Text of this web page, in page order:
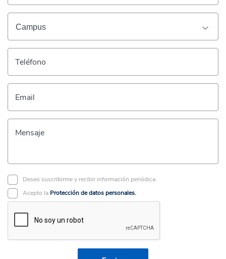
Teléfono
Email
Mensaje
Deseo suscribirme y recibir información periódica.
Acepto la Protección de datos personales.